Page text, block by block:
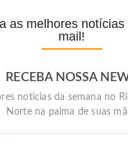
as melhores notícias
mail!
RECEBA NOSSA
noticias da semana no
Norte na palma de suas